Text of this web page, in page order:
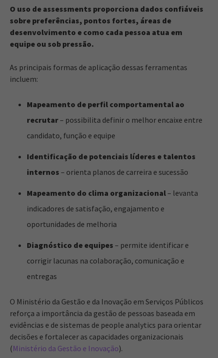
O uso de assessments proporciona dados confiáveis
sobre preferências, pontos fortes, áreas de
desenvolvimento e como cada pessoa atua em
equipe ou sob pressão.
As principais formas de aplicação dessas ferramentas
incluem:
Mapeamento de perfil comportamental ao
recrutar– possibilita definir o melhor encaixe entre
candidato, função e equipe
Identificação de potenciais líderes e talentos
internos – orienta planos de carreira e sucessão
Mapeamento do clima organizacional– levanta
indicadores de satisfação, engajamento e
oportunidades de melhoria
Diagnóstico de equipes – permite identificar e
corrigir lacunas na colaboração, comunicação e
entregas
O Ministério da Gestão e da Inovação em Serviços Públicos
reforça a importância da gestão de pessoas baseada em
evidências e de sistemas de people analytics para orientar
decisões e fortalecer as capacidades organizacionais
(Ministério da Gestão e Inovação).